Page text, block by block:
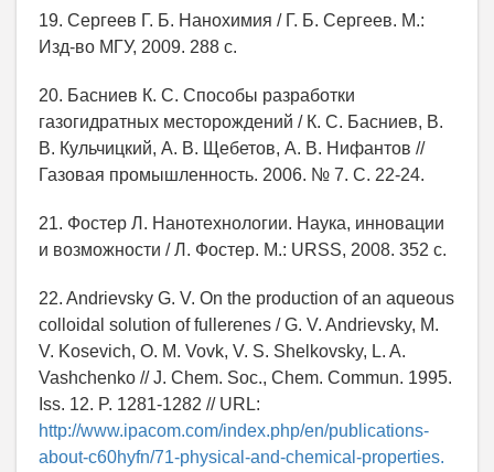
19. Сергеев Г. Б. Нанохимия / Г. Б. Сергеев. М.:
Изд-во МГУ, 2009. 288 с.
20. Басниев К. С. Способы разработки
газогидратных месторождений / К. С. Басниев, В.
В. Кульчицкий, А. В. Щебетов, А. В. Нифантов //
Газовая промышленность. 2006. № 7. С. 22-24.
21. Фостер Л. Нанотехнологии. Наука, инновации
и возможности / Л. Фостер. М.: URSS, 2008. 352 c.
22. Andrievsky G. V. On the production of an aqueous
colloidal solution of fullerenes / G. V. Andrievsky, M.
V. Kosevich, O. M. Vovk, V. S. Shelkovsky, L. A.
Vashchenko // J. Chem. Soc., Chem. Commun. 1995.
Iss. 12. P. 1281-1282 // URL:
http://www.ipacom.com/index.php/en/publications-
about-c60hyfn/71-physical-and-chemical-properties.